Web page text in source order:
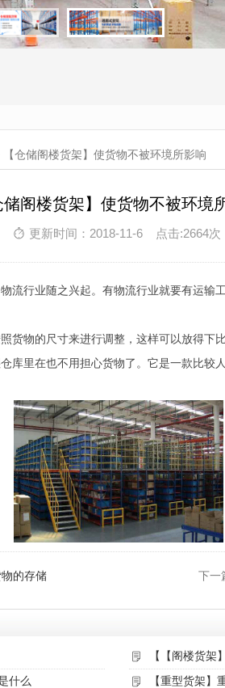
【仓储阁楼货架】使货物不被环境所影响
储阁楼货架】使货物不被环境
更新时间：2018-11-6 点击:2664次
流行业随之兴起。有物流行业就要有运输
货物的尺寸来进行调整，这样可以放得下
库里在也不用担心货物了。它是一款比较
物的存储 下一
【【阁楼货架
什么 【重型货架】